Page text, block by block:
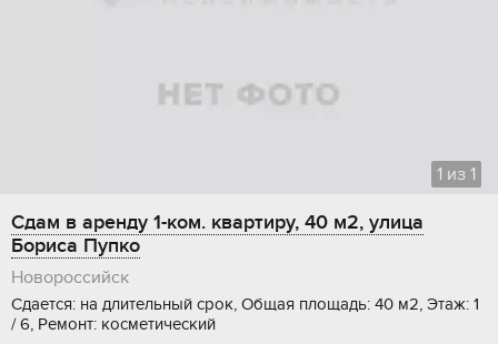
1 из 1
Сдам в аренду 1-ком. квартиру, 40 м2, улица
Бориса Пупко
Новороссийск
Сдается: на длительный срок, Общая площадь: 40 м2, Этаж: 1
/ 6, Ремонт: косметический